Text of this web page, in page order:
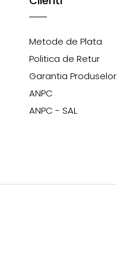
Metode de Plata
Politica de Retur
Garantia Produselor
ANPC
ANPC - SAL